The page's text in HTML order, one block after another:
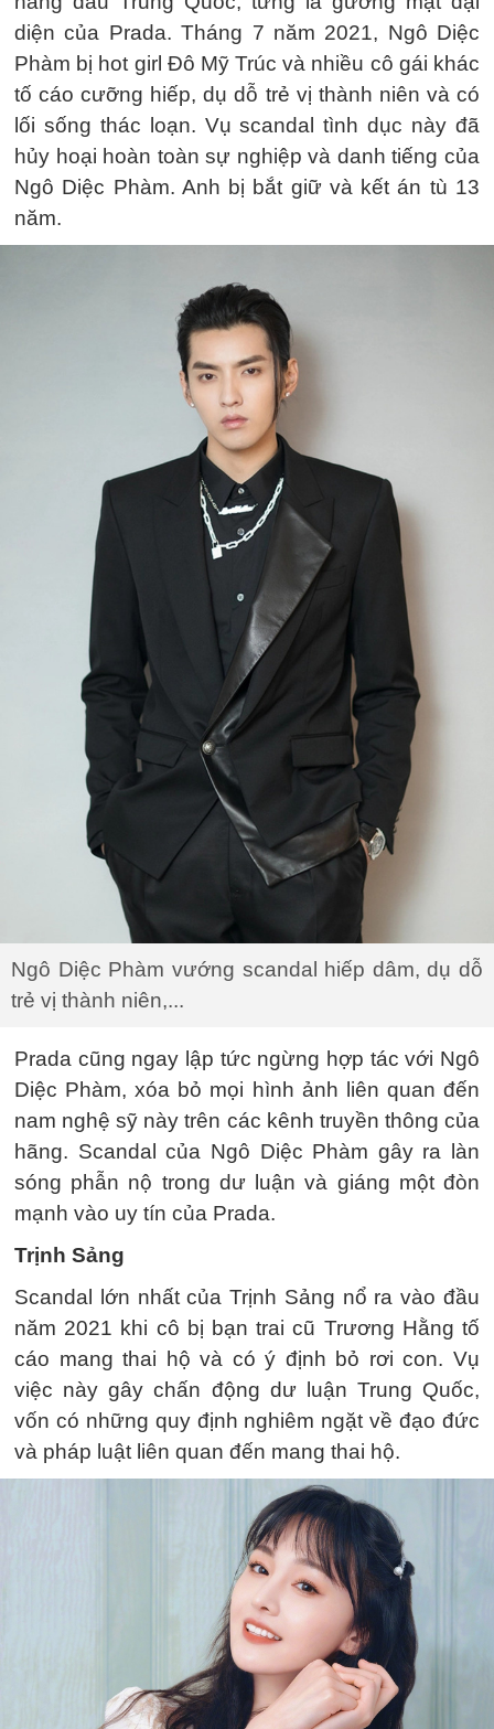
diện của Prada. Tháng 7 năm 2021, Ngô Diệc
Phàm bị hot girl Đô Mỹ Trúc và nhiều cô gái khác
tố cáo cưỡng hiếp, dụ dỗ trẻ vị thành niên và có
lối sống thác loạn. Vụ scandal tình dục này đã
hủy hoại hoàn toàn sự nghiệp và danh tiếng của
Ngô Diệc Phàm. Anh bị bắt giữ và kết án tù 13
năm.
Ngô Diệc Phàm vướng scandal hiếp dâm, dụ dỗ
trẻ vị thành niên,...
Prada cũng ngay lập tức ngừng hợp tác với Ngô
Diệc Phàm, xóa bỏ mọi hình ảnh liên quan đến
nam nghệ sỹ này trên các kênh truyền thông của
hãng. Scandal của Ngô Diệc Phàm gây ra làn
sóng phẫn nộ trong dư luận và giáng một đòn
mạnh vào uy tín của Prada.
Trịnh Sảng
Scandal lớn nhất của Trịnh Sảng nổ ra vào đầu
năm 2021 khi cô bị bạn trai cũ Trương Hằng tố
cáo mang thai hộ và có ý định bỏ rơi con. Vụ
việc này gây chấn động dư luận Trung Quốc,
vốn có những quy định nghiêm ngặt về đạo đức
và pháp luật liên quan đến mang thai hộ.